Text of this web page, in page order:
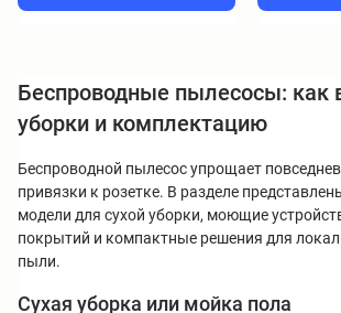
Беспроводные пылесосы: как
уборки и комплектацию
Беспроводной пылесос упрощает
привязки к розетке. В разделе
модели для сухой уборки, моющие
покрытий и компактные решения для
пыли.
Сухая уборка или мойка пола